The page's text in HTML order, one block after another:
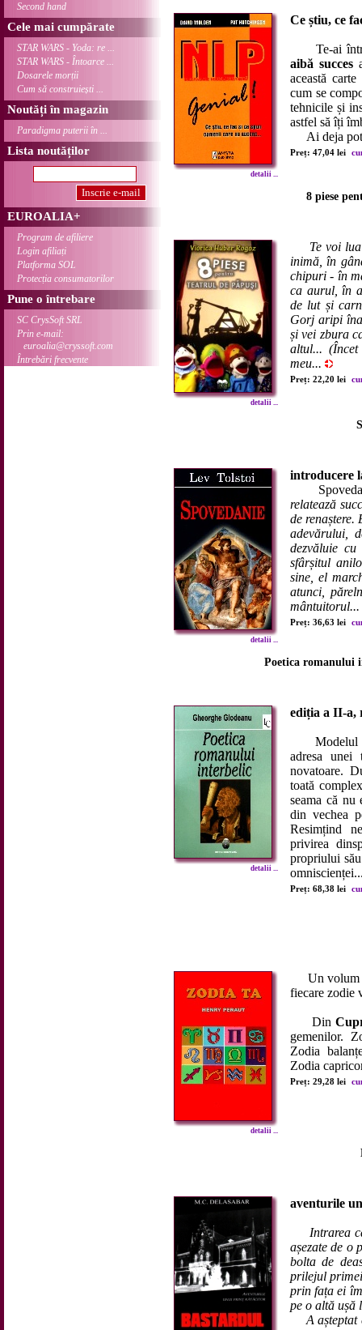
Second hand
Cele mai cumpărate
STAR WARS - Yoda: re ...
STAR WARS - Întoarce ...
Dosarele morții
Cum să construiești ...
Noutăți în magazin
Paradigma puterii în ...
Lista noutăților
EUROALIA+
Program de afiliere
Login afiliați
Platforma SOL
Protecția consumatorilor
Pune o întrebare
SC CrysSoft SRL
Prin e-mail:
euroalia@cryssoft.com
Întrebări frecvente
detalii ...
Ce știu, ce
Te-ai
aibă succes
această
cum se
tehnicile și
astfel să îți
Ai deja
Preț: 47,04 lei
8 piese
detalii ...
Te voi
inimă, în
chipuri - în
ca aurul, în
de lut și
Gorj aripi
și vei zbura
altul...
meu...
Preț: 22,20 lei
detalii ...
introducere
relatează
de renaștere.
adevărului,
dezvăluie
sfârșitul
sine, el
atunci,
mântuitorul...
Preț: 36,63 lei
Poetica romanului
detalii ...
ediția a II-a,
Modelul
adresa unei
novatoare.
toată
seama că nu
din vechea
Resimțind
privirea
propriului
Preț: 68,38 lei
detalii ...
Un volum
fiecare zodie
Din
gemenilor.
Zodia
Zodia
Preț: 29,28 lei
aventurile
Intrarea
așezate de o
bolta de
prilejul
prin fața ei
pe o altă ușă
A așteptat